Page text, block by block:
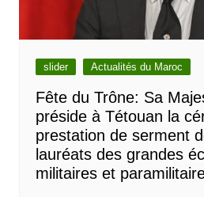
slider Actualités du Maroc
Fête du Trône: Sa
préside à Tétouan la
prestation de serment
lauréats des grandes
militaires et